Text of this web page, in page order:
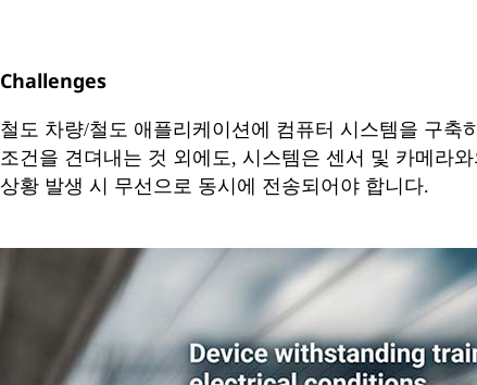
Challenges
철도 차량/철도 애플리케이션에 컴퓨터 시스템을 구
조건을 견뎌내는 것 외에도, 시스템은 센서 및 카메라
상황 발생 시 무선으로 동시에 전송되어야 합니다.